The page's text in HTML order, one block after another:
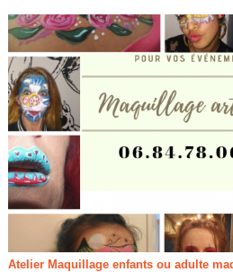
Atelier Maquillage enfants ou adulte